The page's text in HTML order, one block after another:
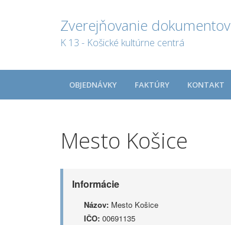
Zverejňovanie dokumentov
K 13 - Košické kultúrne centrá
OBJEDNÁVKY FAKTÚRY KONTAKT
Mesto Košice
Informácie
Názov: Mesto Košice
IČO: 00691135